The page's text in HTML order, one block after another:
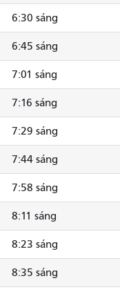
6:30 sáng
6:45 sáng
7:01 sáng
7:16 sáng
7:29 sáng
7:44 sáng
7:58 sáng
8:11 sáng
8:23 sáng
8:35 sáng